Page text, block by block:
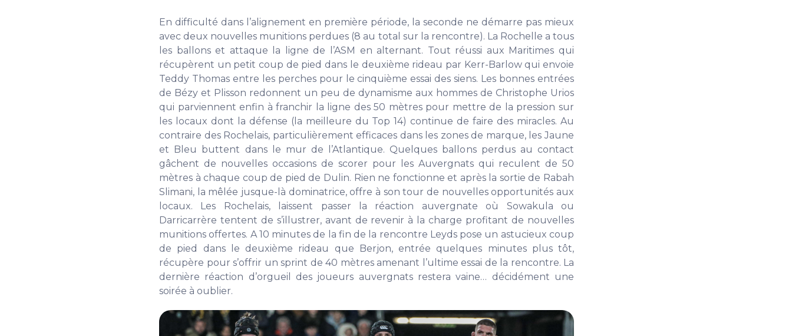
En difficulté dans l’alignement en première période, la seconde ne démarre pas mieux
avec deux nouvelles munitions perdues (8 au total sur la rencontre). La Rochelle a tous
les ballons et attaque la ligne de l’ASM en alternant. Tout réussi aux Maritimes qui
récupèrent un petit coup de pied dans le deuxième rideau par Kerr-Barlow qui envoie
Teddy Thomas entre les perches pour le cinquième essai des siens. Les bonnes entrées
de Bézy et Plisson redonnent un peu de dynamisme aux hommes de Christophe Urios
qui parviennent enfin à franchir la ligne des 50 mètres pour mettre de la pression sur
les locaux dont la défense (la meilleure du Top 14) continue de faire des miracles. Au
contraire des Rochelais, particulièrement efficaces dans les zones de marque, les Jaune
et Bleu buttent dans le mur de l’Atlantique. Quelques ballons perdus au contact
gâchent de nouvelles occasions de scorer pour les Auvergnats qui reculent de 50
mètres à chaque coup de pied de Dulin. Rien ne fonctionne et après la sortie de Rabah
Slimani, la mêlée jusque-là dominatrice, offre à son tour de nouvelles opportunités aux
locaux. Les Rochelais, laissent passer la réaction auvergnate où Sowakula ou
Darricarrère tentent de s’illustrer, avant de revenir à la charge profitant de nouvelles
munitions offertes. A 10 minutes de la fin de la rencontre Leyds pose un astucieux coup
de pied dans le deuxième rideau que Berjon, entrée quelques minutes plus tôt,
récupère pour s’offrir un sprint de 40 mètres amenant l’ultime essai de la rencontre. La
dernière réaction d’orgueil des joueurs auvergnats restera vaine… décidément une
soirée à oublier.